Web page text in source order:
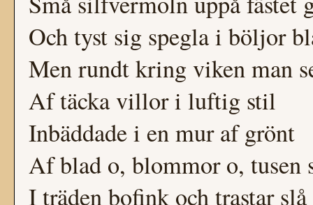
Och tyst sig spegla i böljor
Men rundt kring viken man
Af täcka villor i luftig stil
Inbäddade i en mur af grönt
Af blad o, blommor o, tusen
I träden bofink och trastar slå